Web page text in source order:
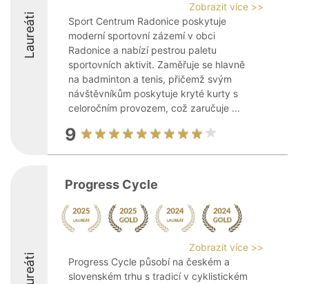
Laureáti
Zobrazit více >>
Sport Centrum Radonice poskytuje
moderní sportovní zázemí v obci
Radonice a nabízí pestrou paletu
sportovních aktivit. Zaměřuje se hlavně
na badminton a tenis, přičemž svým
návštěvníkům poskytuje kryté kurty s
celoročním provozem, což zaručuje ...
9
Progress Cycle
Zobrazit více >>
Progress Cycle působí na českém a
slovenském trhu s tradicí v cyklistickém